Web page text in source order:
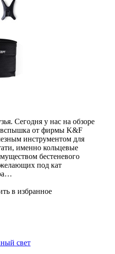
Сегодня у нас на обзоре
вспышка от фирмы K&F
инструментом для
именно кольцевые
бестеневого
под кат
в избранное
свет